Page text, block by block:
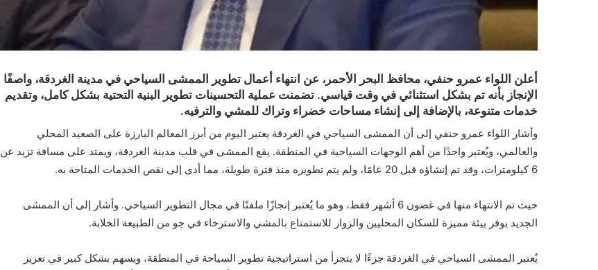
أعلن اللواء عمرو حنفي، محافظ البحر الأحمر، عن انتهاء أعمال تطوير الممشى السياحي في مدينة الغردقة، واصفًا
الإنجاز بأنه تم بشكل استثنائي في وقت قياسي. تضمنت عملية التحسينات تطوير البنية التحتية بشكل كامل، وتقديم
خدمات متنوعة، بالإضافة إلى إنشاء مساحات خضراء وتراك للمشي والترفيه.
وأشار اللواء عمرو حنفي إلى أن الممشى السياحي في الغردقة يعتبر اليوم من أبرز المعالم البارزة على الصعيد المحلي
والعالمي، ويُعتبر واحدًا من أهم الوجهات السياحية في المنطقة. يقع الممشى في قلب مدينة الغردقة، ويمتد على مسافة تزيد عن
6 كيلومترات، وقد تم إنشاؤه قبل 20 عامًا، ولم يتم تطويره منذ فترة طويلة، مما أدى إلى نقص الخدمات المتاحة به.
حيث تم الانتهاء منها في غضون 6 أشهر فقط، وهو ما يُعتبر إنجازًا ملفتًا في مجال التطوير السياحي. وأشار إلى أن الممشى
الجديد يوفر بيئة مميزة للسكان المحليين والزوار للاستمتاع بالمشي والاسترخاء في جو من الطبيعة الخلابة.
يُعتبر الممشى السياحي في الغردقة جزءًا لا يتجزأ من استراتيجية تطوير السياحة في المنطقة، ويسهم بشكل كبير في تعزيز